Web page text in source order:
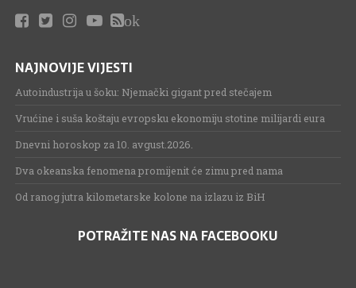
ok
NAJNOVIJE VIJESTI
Autoindustrija u šoku: Njemački gigant pred stečajem
Vrućine i suša koštaju evropsku ekonomiju stotine milijardi eura
Dnevni horoskop za 10. avgust.2026.
Dva okeanska fenomena promijenit će zimu pred nama
Od ranog jutra kilometarske kolone na izlazu iz BiH
POTRAŽITE NAS NA FACEBOOKU